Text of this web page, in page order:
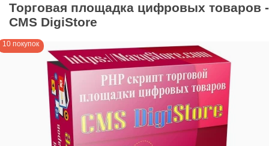
Торговая площадка цифровых товаров -
CMS DigiStore
10 покупок